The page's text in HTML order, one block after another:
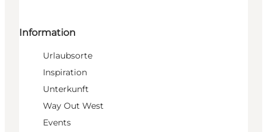
Information
Urlaubsorte
Inspiration
Unterkunft
Way Out West
Events